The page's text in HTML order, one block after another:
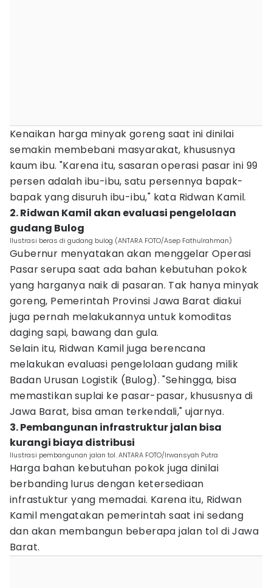
Kenaikan harga minyak goreng saat ini dinilai
semakin membebani masyarakat, khususnya
kaum ibu. "Karena itu, sasaran operasi pasar ini 99
persen adalah ibu-ibu, satu persennya bapak-
bapak yang disuruh ibu-ibu," kata Ridwan Kamil.
2. Ridwan Kamil akan evaluasi pengelolaan
gudang Bulog
Ilustrasi beras di gudang bulog (ANTARA FOTO/Asep Fathulrahman)
Gubernur menyatakan akan menggelar Operasi
Pasar serupa saat ada bahan kebutuhan pokok
yang harganya naik di pasaran. Tak hanya minyak
goreng, Pemerintah Provinsi Jawa Barat diakui
juga pernah melakukannya untuk komoditas
daging sapi, bawang dan gula.
Selain itu, Ridwan Kamil juga berencana
melakukan evaluasi pengelolaan gudang milik
Badan Urusan Logistik (Bulog). "Sehingga, bisa
memastikan suplai ke pasar-pasar, khususnya di
Jawa Barat, bisa aman terkendali," ujarnya.
3. Pembangunan infrastruktur jalan bisa
kurangi biaya distribusi
Ilustrasi pembangunan jalan tol. ANTARA FOTO/Irwansyah Putra
Harga bahan kebutuhan pokok juga dinilai
berbanding lurus dengan ketersediaan
infrastuktur yang memadai. Karena itu, Ridwan
Kamil mengatakan pemerintah saat ini sedang
dan akan membangun beberapa jalan tol di Jawa
Barat.